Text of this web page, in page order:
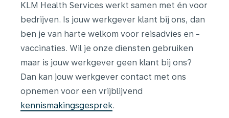
KLM Health Services werkt samen met én voor
bedrijven. Is jouw werkgever klant bij ons, dan
ben je van harte welkom voor reisadvies en -
vaccinaties. Wil je onze diensten gebruiken
maar is jouw werkgever geen klant bij ons?
Dan kan jouw werkgever contact met ons
opnemen voor een vrijblijvend
kennismakingsgesprek.